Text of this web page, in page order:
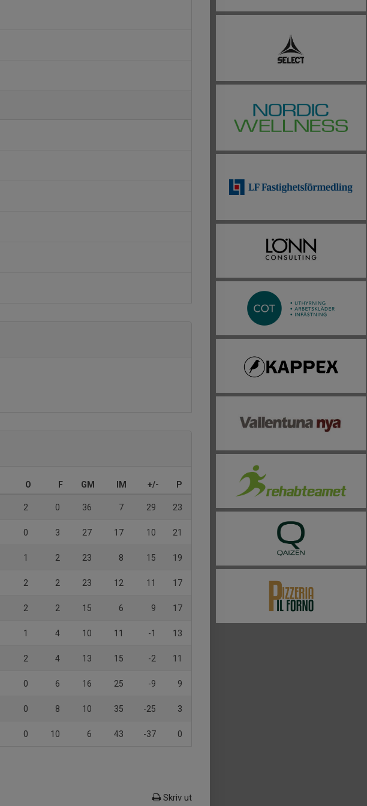
O F GM IM +/- P
2 0 36 7 29 23
0 3 27 17 10 21
1 2 23 8 15 19
2 2 23 12 11 17
2 2 15 6 9 17
1 4 10 11 -1 13
2 4 13 15 -2 11
0 6 16 25 -9 9
0 8 10 35 -25 3
0 10 6 43 -37 0
Skriv ut